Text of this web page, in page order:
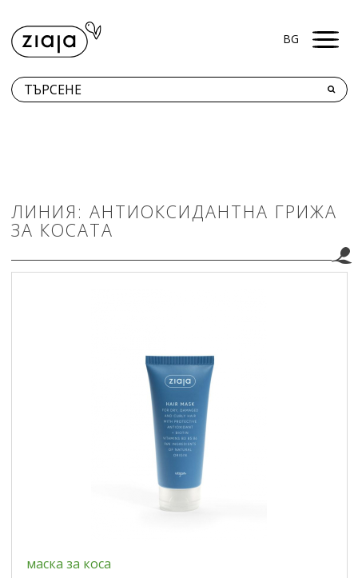
BG
ЛИНИЯ: АНТИОКСИДАНТНА ГРИЖА
ЗА КОСАТА
маска за коса